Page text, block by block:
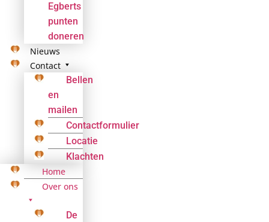
Egberts
punten
doneren
Nieuws
Contact
Bellen
en
mailen
Contactformulier
Locatie
Klachten
Home
Over ons
De